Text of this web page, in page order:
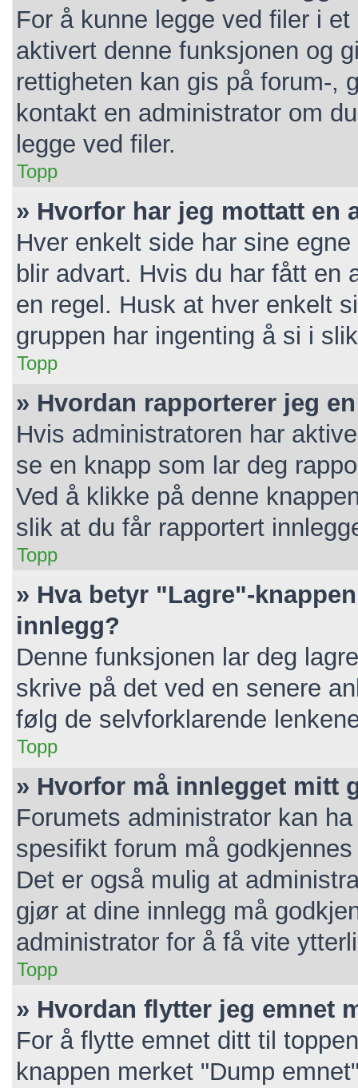
For å kunne legge ved filer i
aktivert denne funksjonen og
rettigheten kan gis på forum-,
kontakt en administrator om
legge ved filer.
Topp
» Hvorfor har jeg mottatt en
Hver enkelt side har sine
blir advart. Hvis du har fått en
en regel. Husk at hver enkelt
gruppen har ingenting å si i
Topp
» Hvordan rapporterer jeg
Hvis administratoren har
se en knapp som lar deg
Ved å klikke på denne
slik at du får rapportert
Topp
» Hva betyr "Lagre"-
innlegg?
Denne funksjonen lar deg
skrive på det ved en senere
følg de selvforklarende
Topp
» Hvorfor må innlegget mitt
Forumets administrator kan
spesifikt forum må
Det er også mulig at
gjør at dine innlegg må
administrator for å få vite
Topp
» Hvordan flytter jeg emnet
For å flytte emnet ditt til
knappen merket "Dump